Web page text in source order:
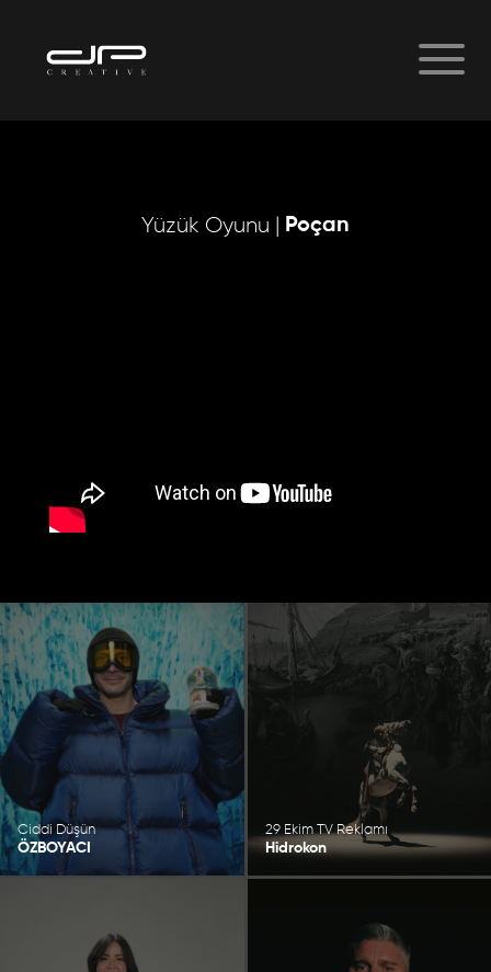
Yüzük Oyunu | Poçan
Ciddi Düşün
ÖZBOYACI
29 Ekim TV Reklamı
Hidrokon